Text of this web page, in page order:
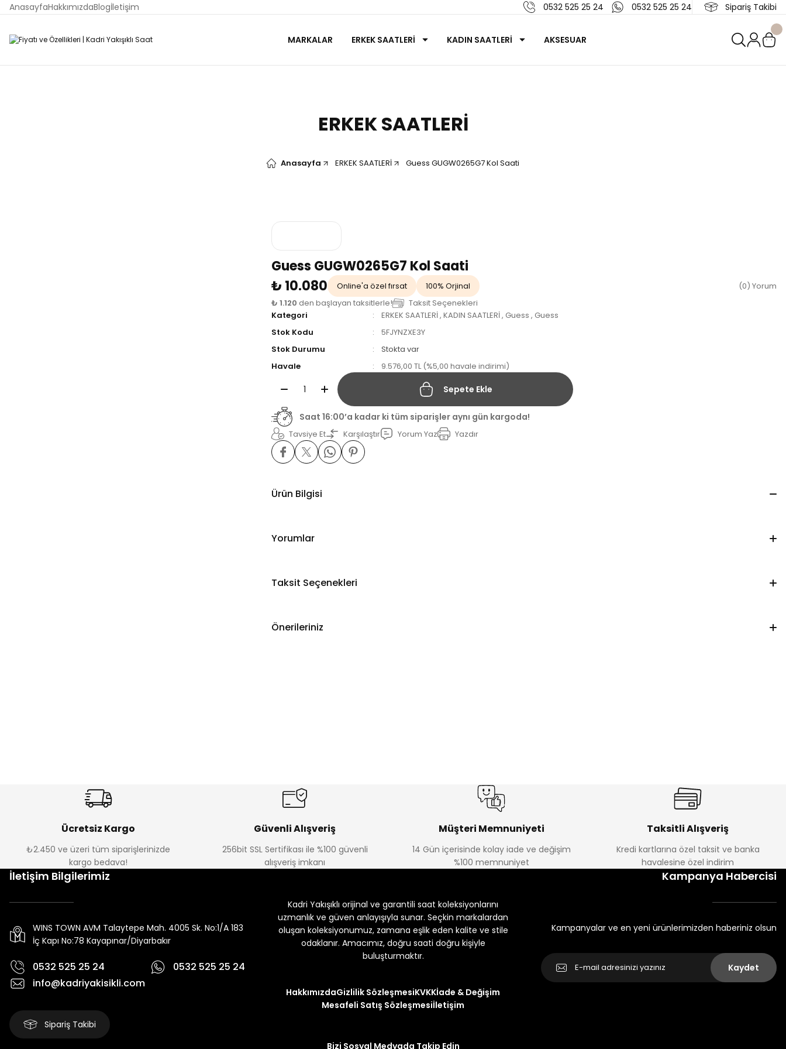
AnasayfaHakkımızdaBlogİletişim 0532 525 25 24 0532 525 25 24 Sipariş Takibi
MARKALAR ERKEK SAATLERİ KADIN SAATLERİ AKSESUAR
ERKEK SAATLERİ
Anasayfa ERKEK SAATLERİ Guess GUGW0265G7 Kol Saati
Guess GUGW0265G7 Kol Saati
₺ 10.080
Online'a özel fırsat 100% Orjinal
(0) Yorum
₺ 1.120 den başlayan taksitlerle!
Taksit Seçenekleri
Kategori
ERKEK SAATLERİ, KADIN SAATLERİ, Guess , Guess
Stok Kodu
5FJYNZXE3Y
Stok Durumu
Stokta var
Havale
9.576,00 TL (%5,00 havale indirimi)
Sepete Ekle
Saat 16:00’a kadar ki tüm siparişler aynı gün kargoda!
Tavsiye Et Karşılaştır Yorum Yaz Yazdır
Ürün Bilgisi
Yorumlar
Taksit Seçenekleri
Önerileriniz
Ücretsiz Kargo
₺2.450 ve üzeri tüm siparişlerinizde
kargo bedava!
Güvenli Alışveriş
256bit SSL Sertifikası ile %100 güvenli
alışveriş imkanı
Müşteri Memnuniyeti
14 Gün içerisinde kolay iade ve değişim
%100 memnuniyet
Taksitli Alışveriş
Kredi kartlarına özel taksit ve banka
havalesine özel indirim
İletişim Bilgilerimiz
WINS TOWN AVM Talaytepe Mah. 4005 Sk. No:1/A 183
İç Kapı No:78 Kayapınar/Diyarbakır
0532 525 25 24
0532 525 25 24
info@kadriyakisikli.com
Sipariş Takibi
Kadri Yakışıklı orijinal ve garantili saat koleksiyonlarını
uzmanlık ve güven anlayışıyla sunar. Seçkin markalardan
oluşan koleksiyonumuz, zamana eşlik eden kalite ve stile
odaklanır. Amacımız, doğru saati doğru kişiyle
buluşturmaktır.
HakkımızdaGizlilik SözleşmesiKVKKİade & Değişim
Mesafeli Satış Sözleşmesiİletişim
Bizi Sosyal Medyada Takip Edin
Kampanya Habercisi
Kampanyalar ve en yeni ürünlerimizden haberiniz olsun
Kaydet